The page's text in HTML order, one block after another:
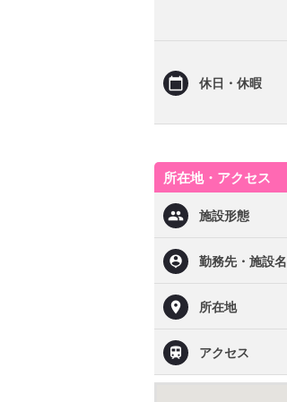
休日・休暇
所在地・アクセス
施設形態
勤務先・施設名
所在地
アクセス